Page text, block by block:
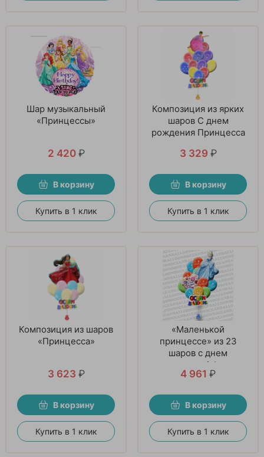
Шар музыкальный
«Принцессы»
2 420 ₽
В корзину
Купить в 1 клик
Композиция из ярких
шаров С днем
рождения Принцесса
3 329 ₽
В корзину
Купить в 1 клик
Композиция из шаров
«Принцесса»
3 623 ₽
В корзину
Купить в 1 клик
«Маленькой
принцессе» из 23
шаров с днем
рождения и 1 фигуры
4 961 ₽
В корзину
Купить в 1 клик